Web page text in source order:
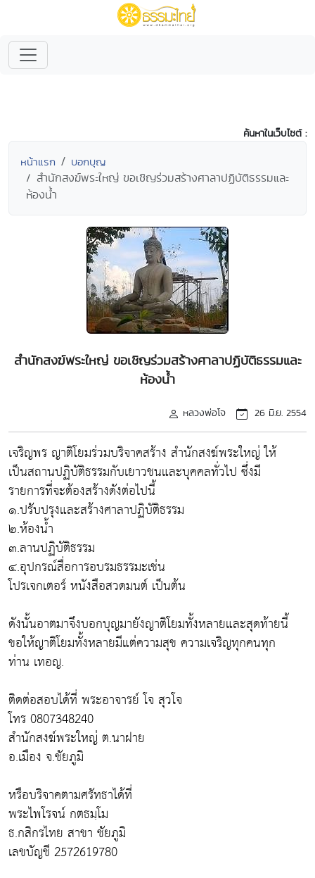
ค้นหาในเว็บไซต์ :
หน้าแรก บอกบุญ
สำนักสงฆ์พระใหญ่ ขอเชิญร่วมสร้างศาลาปฏิบัติธรรมและ
ห้องน้ำ
สำนักสงฆ์พระใหญ่ ขอเชิญร่วมสร้างศาลาปฏิบัติธรรมและ
ห้องน้ำ
หลวงพ่อโจ 26 มิ.ย. 2554
เจริญพร ญาติโยมร่วมบริจาคสร้าง สำนักสงฆ์พระใหญ่ ให้
เป็นสถานปฏิบัติธรรมกับเยาวชนและบุคคลทั่วไป ซึ่งมี
รายการที่จะต้องสร้างดังต่อไปนี้
๑.ปรับปรุงและสร้างศาลาปฏิบัติธรรม
๒.ห้องน้ำ
๓.ลานปฏิบัติธรรม
๔.อุปกรณ์สื่อการอบรมธรรมะเช่น
โปรเจกเตอร์ หนังสือสวดมนต์ เป็นต้น
ดังนั้นอาตมาจึงบอกบุญมายังญาติโยมทั้งหลายและสุดท้ายนี้
ขอให้ญาติโยมทั้งหลายมีแต่ความสุข ความเจริญทุกคนทุก
ท่าน เทอญ.
ติดต่อสอบได้ที่ พระอาจารย์ โจ สุวโจ
โทร 0807348240
สำนักสงฆ์พระใหญ่ ต.นาฝาย
อ.เมือง จ.ชัยภูมิ
หรือบริจาคตามศรัทธาได้ที่
พระไพโรจน์ กตธมฺโม
ธ.กสิกรไทย สาขา ชัยภูมิ
เลขบัญชี 2572619780